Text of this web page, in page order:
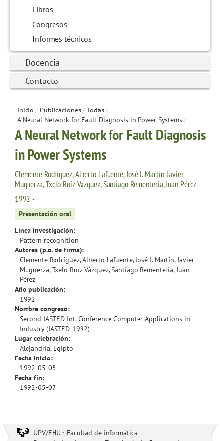
Libros
Congresos
Informes técnicos
Docencia
Contacto
Inicio / Publicaciones/ Todas/
A Neural Network for Fault Diagnosis in Power Systems/
A Neural Network for Fault Diagnosis
in Power Systems
Clemente Rodríguez, Alberto Lafuente, José I. Martín, Javier
Muguerza, Txelo Ruíz-Vázquez, Santiago Rementeria, Juan Pérez
1992 -
Presentación oral
Línea investigación:
Pattern recognition
Autores (p.o. de firma):
Clemente Rodríguez, Alberto Lafuente, José I. Martín, Javier
Muguerza, Txelo Ruíz-Vázquez, Santiago Rementeria, Juan
Pérez
Año publicación:
1992
Nombre congreso:
Second IASTED Int. Conference Computer Applications in
Industry (IASTED-1992)
Lugar celebración:
Alejandría, Egipto
Fecha inicio:
1992-05-05
Fecha fin:
1992-05-07
UPV/EHU · Facultad de informática